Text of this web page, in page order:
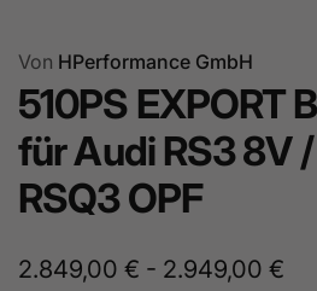
Von HPerformance GmbH
510PS EXPORT
für Audi RS3 8V
RSQ3 OPF
2.849,00 € - 2.949,00 €